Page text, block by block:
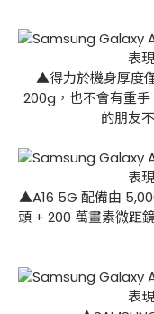
▲得力於機身厚度
200g，也不會有重
的朋友
▲A16 5G 配備由
頭 + 200 萬畫素微距